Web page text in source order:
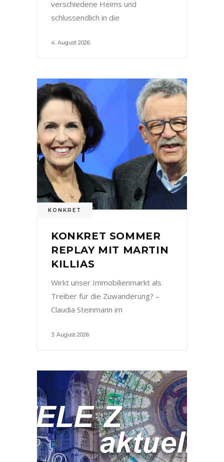
verschiedene Heims und
schlussendlich in die
4. August 2026
KONKRET
KONKRET SOMMER
REPLAY MIT MARTIN
KILLIAS
Wirkt unser Immobilienmarkt als
Treiber für die Zuwanderung? –
Claudia Steinmann im
3. August 2026